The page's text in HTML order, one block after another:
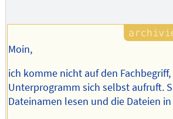
Moin,
ich komme nicht auf den
Unterprogramm sich selbst aufruft.
Dateinamen lesen und die Dateien